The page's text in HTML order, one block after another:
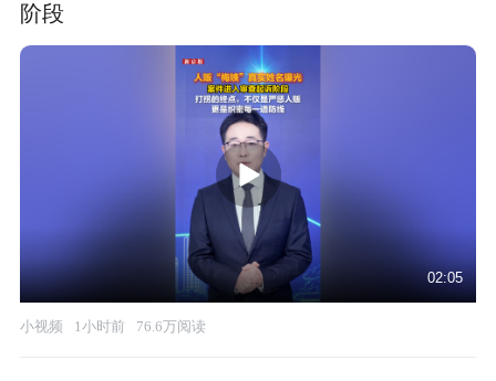
阶段
02:05
小视频 1小时前 76.6万阅读